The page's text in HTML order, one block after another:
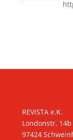
REVISTA e.K.
Londonstr. 14b
97424